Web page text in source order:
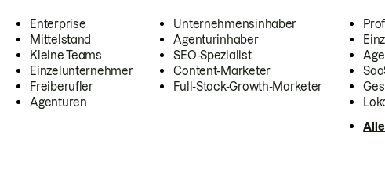
Enterprise
Mittelstand
Kleine Teams
Einzelunternehmer
Freiberufler
Agenturen
Unternehmensinhaber
Agenturinhaber
SEO-Spezialist
Content-Marketer
Full-Stack-Growth-Marketer